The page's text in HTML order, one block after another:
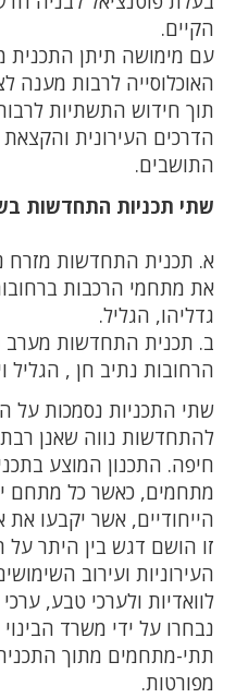
הקיים.
עם מימושה תיתן התכנית
האוכלוסייה לרבות מענה
תוך חידוש התשתיות
הדרכים העירונית
התושבים.
שתי תכניות התחדשות
א. תכנית התחדשות מזרח
את מתחמי הרכבות
גדליהו, הגליל.
ב. תכנית התחדשות מערב
הרחובות נתיב חן , הגליל
שתי התכניות נסמכות על
להתחדשות נווה שאנן
חיפה. התכנון המוצע
מתחמים, כאשר כל מתחם
הייחודיים, אשר יקבעו
זו הושם דגש בין היתר על
העירוניות ועירוב
לוואדיות ולערכי טבע,
נבחרו על ידי משרד הבינוי
תתי-מתחמים מתוך
מפורטות.